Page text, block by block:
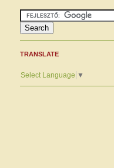
TRANSLATE
Select Language ▼